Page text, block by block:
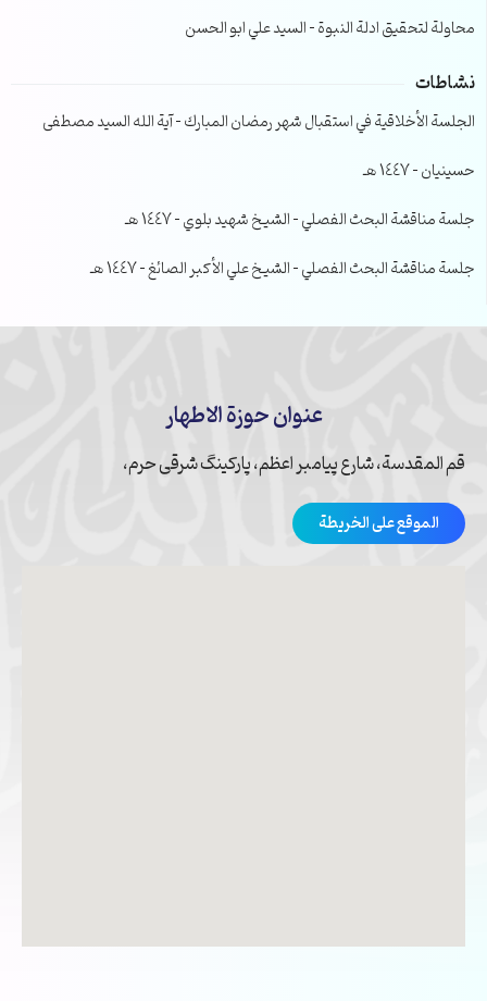
محاولة لتحقيق ادلة النبوة – السيد علي ابو الحسن
نشاطات
الجلسة الأخلاقية في استقبال شهر رمضان المبارك – آية الله السيد مصطفى
حسينيان – 1447 هـ
جلسة مناقشة البحث الفصلي – الشيخ شهيد بلوي – 1447 هـ
جلسة مناقشة البحث الفصلي – الشيخ علي الأكبر الصائغ – 1447 هـ
عنوان حوزة الاطهار
قم المقدسة، شارع پیامبر اعظم، پارکینگ شرقی حرم،
الموقع على الخريطة